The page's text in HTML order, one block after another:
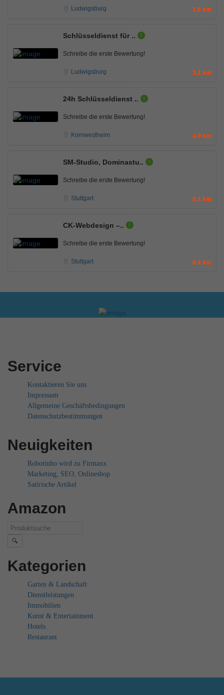
Ludwigsburg 1.5 km
Schlüsseldienst für ..
Schreibe die erste Bewertung!
Ludwigsburg 3.1 km
24h Schlüsseldienst ..
Schreibe die erste Bewertung!
Kornwestheim 4.8 km
SM-Studio, Dominastu..
Schreibe die erste Bewertung!
Stuttgart 8.1 km
CK-Webdesign –..
Schreibe die erste Bewertung!
Stuttgart 8.4 km
Service
Kontaktieren Sie uns
Impressum
Allgemeine Geschäftsbedingungen
Datenschutzbestimmungen
Neuigkeiten
Robotinho wird zu Firmaxx
Marketing, SEO, Onlineshop
Satirische Artikel
Amazon
🔍
Kategorien
Garten & Landschaft
Dienstleistungen
Immobilien
Kunst & Entertainment
Hotels
Restaurant